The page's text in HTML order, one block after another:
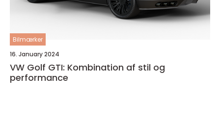
Bilmærker
16. January 2024
VW Golf GTI: Kombination af stil og
performance